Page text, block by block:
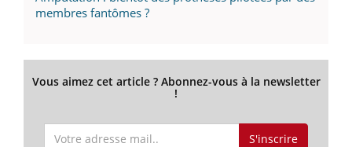
membres fantômes ?
Vous aimez cet article ? Abonnez-vous à la newsletter
!
S'inscrire